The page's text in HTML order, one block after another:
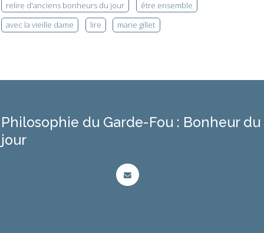
relire d'anciens bonheurs du jour
être ensemble
avec la vieille dame
lire marie gillet
Philosophie du Garde-Fou : Bonheur du
jour